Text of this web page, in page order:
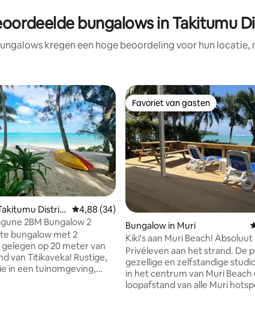
bungalows in Takitumu
kregen een hoge beoordeling voor hun locatie,
4,88 uit 5, 66 recensies
Distric
Gemiddelde beoordeling van 4,88 uit 5, 34
4,88 (34)
2BM Bungalow 2
bungalow met 2
op 20 meter van
Titikaveka! Rustige,
in een tuinomgeving,
Favoriet van gasten
Favoriet van gasten
Bungalow in Muri
Kiki's aan Muri Beach!
aan het strand!
Privéleven aan het strand. De perfecte
gezellige en zelfstandige
in het centrum van Muri Beach
loopafstand van alle Muri